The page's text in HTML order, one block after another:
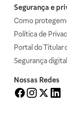
Segurança e
Como
Política de
Portal do Titular
Segurança digital
Nossas Redes